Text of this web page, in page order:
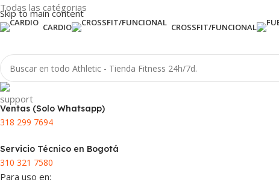
Skip to main content
Todas las catégorias
CARDIO CROSSFIT/FUNCIONAL
Ventas (Solo Whatsapp)
318 299 7694
Servicio Técnico en Bogotá
310 321 7580
Para uso en: